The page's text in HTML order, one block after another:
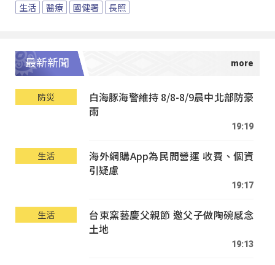
生活 醫療 國健署 長照
最新新聞
防災
白海豚海警維持 8/8-8/9晨中北部防豪
雨
19:19
生活
海外網購App為民間營運 收費、個資
引疑慮
19:17
生活
台東窯藝慶父親節 邀父子做陶碗感念
土地
19:13